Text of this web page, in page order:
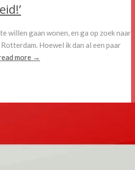
willen gaan wonen, en ga op zoek naar
Hoewel ik dan al een paar
more →